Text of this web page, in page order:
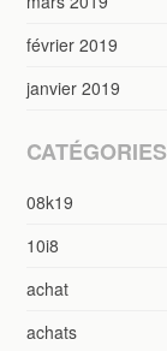
février 2019
janvier 2019
CATÉGORIES
08k19
10i8
achat
achats